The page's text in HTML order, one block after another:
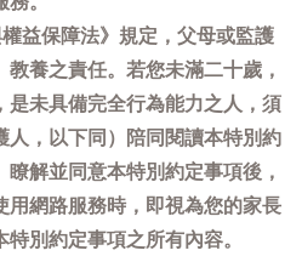
益保障法》規定，父母或監護
養之責任。若您未滿二十歲，
是未具備完全行為能力之人，須
人，以下同）陪同閱讀本特別約
解並同意本特別約定事項後，
用網路服務時，即視為您的家長
別約定事項之所有內容。